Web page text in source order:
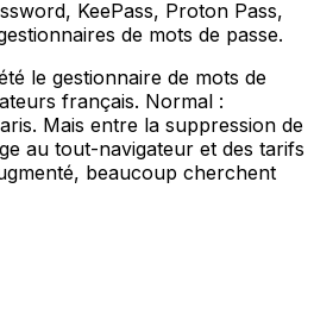
KeePass, Proton Pass,
de mots de passe.
le gestionnaire de mots de
français. Normal :
Mais entre la suppression de
au tout-navigateur et des tarifs
beaucoup cherchent